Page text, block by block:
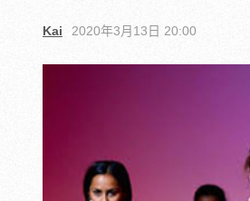
Kai 2020年3月13日 20:00